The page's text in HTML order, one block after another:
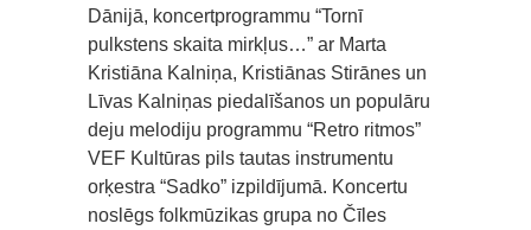
Dānijā, koncertprogrammu “Tornī
pulkstens skaita mirkļus…” ar Marta
Kristiāna Kalniņa, Kristiānas Stirānes un
Līvas Kalniņas piedalīšanos un populāru
deju melodiju programmu “Retro ritmos”
VEF Kultūras pils tautas instrumentu
orķestra “Sadko” izpildījumā. Koncertu
noslēgs folkmūzikas grupa no Čīles